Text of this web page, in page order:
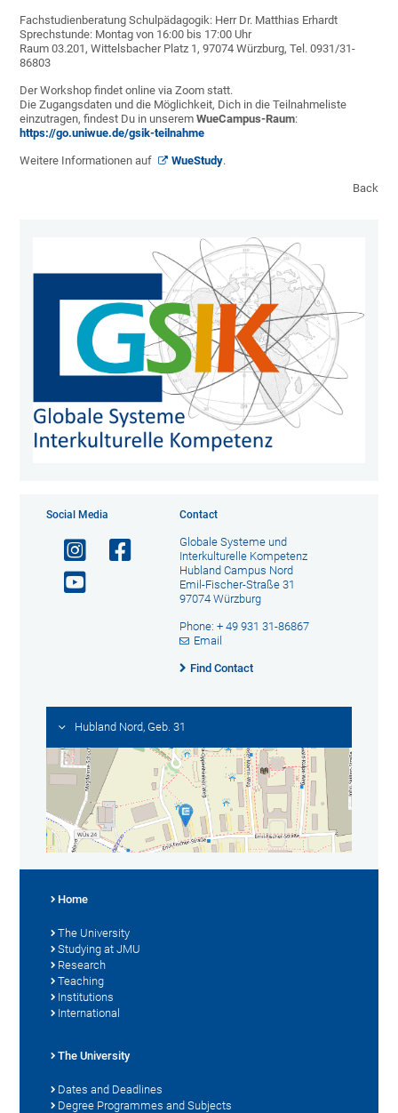
Fachstudienberatung Schulpädagogik: Herr Dr. Matthias Erhardt
Sprechstunde: Montag von 16:00 bis 17:00 Uhr
Raum 03.201, Wittelsbacher Platz 1, 97074 Würzburg, Tel. 0931/31-
86803
Der Workshop findet online via Zoom statt.
Die Zugangsdaten und die Möglichkeit, Dich in die Teilnahmeliste
einzutragen, findest Du in unseremWueCampus-Raum:
https://go.uniwue.de/gsik-teilnahme
Weitere Informationen auf WueStudy.
Back
Social Media Contact
Globale Systeme und
Interkulturelle Kompetenz
Hubland Campus Nord
Emil-Fischer-Straße 31
97074 Würzburg
Phone: + 49 931 31-86867
Email
Find Contact
Hubland Nord, Geb. 31
Home
The University
Studying at JMU
Research
Teaching
Institutions
International
The University
Dates and Deadlines
Degree Programmes and Subjects